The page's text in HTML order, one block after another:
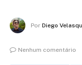
Por Diego
Nenhum comentário